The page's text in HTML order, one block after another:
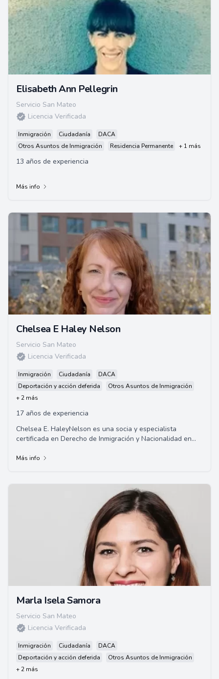
Elisabeth Ann Pellegrin
Servicio San Mateo
Licencia Verificada
Inmigración Ciudadanía
DACA
Otros Asuntos de Inmigración
Residencia Permanente + 1 más
13 años de experiencia
Más info
Chelsea E Haley Nelson
Servicio San Mateo
Licencia Verificada
Inmigración Ciudadanía
DACA
Deportación y acción deferida
Otros Asuntos de Inmigración
+ 2 más
17 años de experiencia
Chelsea E. HaleyNelson es una socia y especialista
certificada en Derecho de Inmigración y Nacionalidad en
Más info
Marla Isela Samora
Servicio San Mateo
Licencia Verificada
Inmigración Ciudadanía
DACA
Deportación y acción deferida
Otros Asuntos de Inmigración
+ 2 más